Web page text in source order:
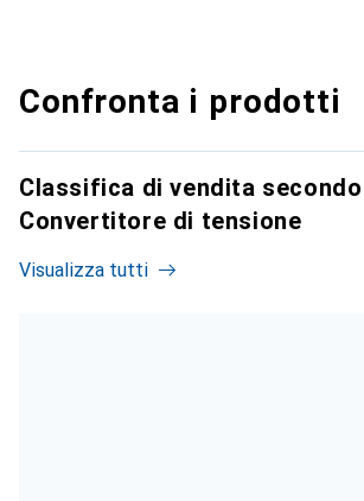
Confronta i prodotti
Classifica di vendita secondo
Convertitore di tensione
Visualizza tutti